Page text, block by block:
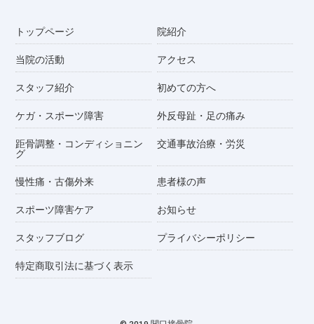
トップページ 院紹介
当院の活動 アクセス
スタッフ紹介 初めての方へ
ケガ・スポーツ障害 外反母趾・足の痛み
距骨調整・コンディショニン
グ
交通事故治療・労災
慢性痛・古傷外来 患者様の声
スポーツ障害ケア お知らせ
スタッフブログ プライバシーポリシー
特定商取引法に基づく表示